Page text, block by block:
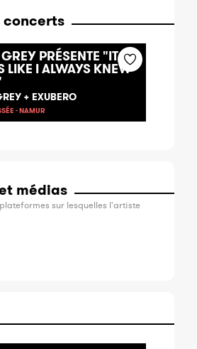
concerts
GREY PRÉSENTE "IT
LIKE I ALWAYS KNEW
+ EXUBERO
- NAMUR
médias
sur lesquelles l'artiste